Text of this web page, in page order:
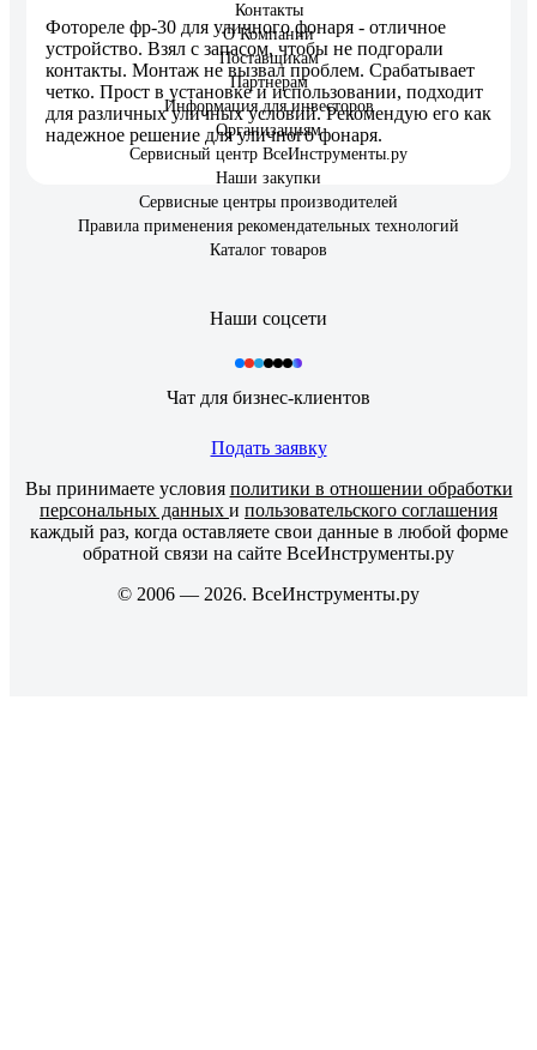
Фотореле фр-30 для уличного фонаря - отличное
устройство. Взял с запасом, чтобы не подгорали
контакты. Монтаж не вызвал проблем. Срабатывает
четко. Прост в установке и использовании, подходит
для различных уличных условий. Рекомендую его как
надежное решение для уличного фонаря.
Контакты
О Компании
Поставщикам
Партнерам
Информация для инвесторов
Организациям
Сервисный центр ВсеИнструменты.ру
Наши закупки
Сервисные центры производителей
Правила применения рекомендательных технологий
Каталог товаров
Наши соцсети
Чат для бизнес-клиентов
Подать заявку
Вы принимаете условия политики в отношении обработки
персональных данных и пользовательского соглашения
каждый раз, когда оставляете свои данные в любой форме
обратной связи на сайте ВсеИнструменты.ру
© 2006 — 2026. ВсеИнструменты.ру